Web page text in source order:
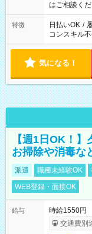
はご相談く
特徴 日払いOK /
コンスキル
気になる！
【週1日OK！
お掃除や消毒な
派遣 職種未経験OK
WEB登録・面接OK
給与
時給1550円
交通費別